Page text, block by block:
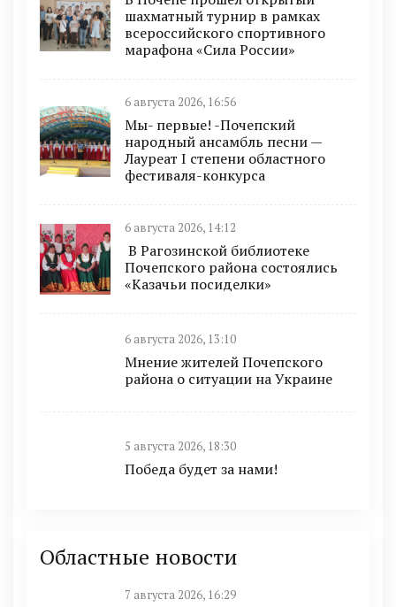
шахматный турнир в рамках
всероссийского спортивного
марафона «Сила России»
6 августа 2026, 16:56
Мы- первые! -Почепский
народный ансамбль песни —
Лауреат I степени областного
фестиваля-конкурса
6 августа 2026, 14:12
В Рагозинской библиотеке
Почепского района состоялись
«Казачьи посиделки»
6 августа 2026, 13:10
Мнение жителей Почепского
района о ситуации на Украине
5 августа 2026, 18:30
Победа будет за нами!
Областные новости
7 августа 2026, 16:29